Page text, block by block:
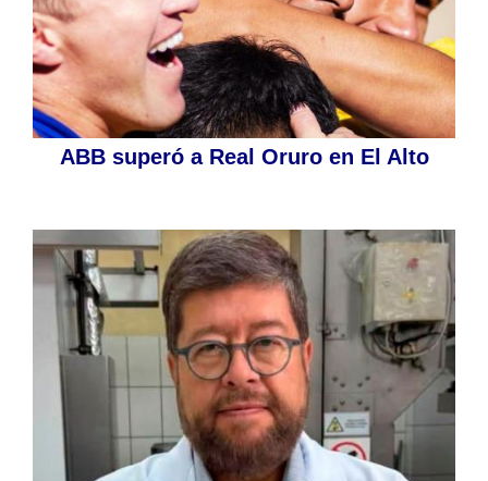
ABB superó a Real Oruro en El Alto